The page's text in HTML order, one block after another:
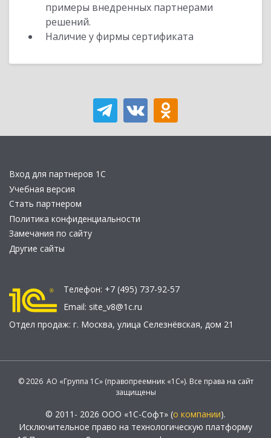
примеры внедренных партнерами
решений.
Наличие у фирмы сертификата
Вход для партнеров 1С
Учебная версия
Стать партнером
Политика конфиденциальности
Замечания по сайту
Другие сайты
Телефон: +7 (495) 737-92-57
Email: site_v8@1c.ru
Отдел продаж: г. Москва, улица Селезнёвская, дом 21
© 2026 АО «Группа 1С» (правопреемник «1С»). Все права на сайт
защищены
© 2011- 2026 ООО «1С-Софт» (о компании).
Исключительное право на технологическую платформу